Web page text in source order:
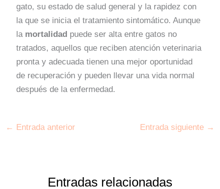
gato, su estado de salud general y la rapidez con
la que se inicia el tratamiento sintomático. Aunque
la mortalidad puede ser alta entre gatos no
tratados, aquellos que reciben atención veterinaria
pronta y adecuada tienen una mejor oportunidad
de recuperación y pueden llevar una vida normal
después de la enfermedad.
← Entrada anterior Entrada siguiente →
Entradas relacionadas